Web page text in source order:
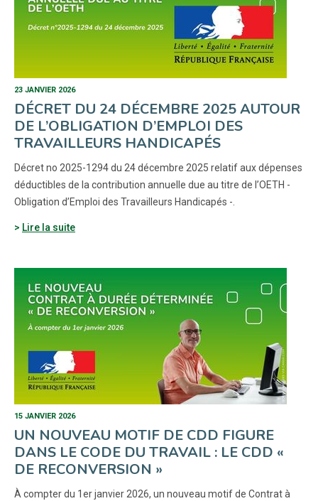
23 JANVIER 2026
DÉCRET DU 24 DÉCEMBRE 2025 AUTOUR
DE L’OBLIGATION D’EMPLOI DES
TRAVAILLEURS HANDICAPÉS
Décret no 2025-1294 du 24 décembre 2025 relatif aux dépenses
déductibles de la contribution annuelle due au titre de l’OETH -
Obligation d’Emploi des Travailleurs Handicapés -.
Lire la suite
15 JANVIER 2026
UN NOUVEAU MOTIF DE CDD FIGURE
DANS LE CODE DU TRAVAIL : LE CDD «
DE RECONVERSION »
À compter du 1er janvier 2026, un nouveau motif de Contrat à